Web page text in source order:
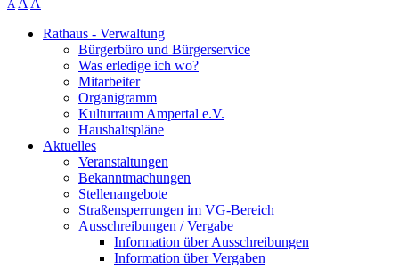
A A A
Rathaus - Verwaltung
Bürgerbüro und Bürgerservice
Was erledige ich wo?
Mitarbeiter
Organigramm
Kulturraum Ampertal e.V.
Haushaltspläne
Aktuelles
Veranstaltungen
Bekanntmachungen
Stellenangebote
Straßensperrungen im VG-Bereich
Ausschreibungen / Vergabe
Information über Ausschreibungen
Information über Vergaben